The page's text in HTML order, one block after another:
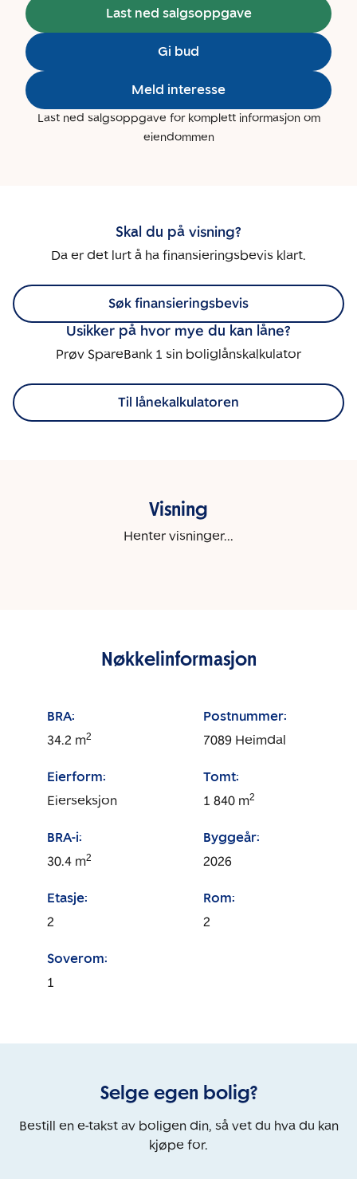
Last ned salgsoppgave
Gi bud
Meld interesse
Last ned salgsoppgave for komplett informasjon om
eiendommen
Skal du på visning?
Da er det lurt å ha finansieringsbevis klart.
Søk finansieringsbevis
Usikker på hvor mye du kan låne?
Prøv SpareBank 1 sin boliglånskalkulator
Til lånekalkulatoren
Visning
Henter visninger...
Nøkkelinformasjon
BRA:
34.2 m2
Postnummer:
7089 Heimdal
Eierform:
Eierseksjon
Tomt:
1 840 m2
BRA-i:
30.4 m2
Byggeår:
2026
Etasje:
2
Rom:
2
Soverom:
1
Selge egen bolig?
Bestill en e-takst av boligen din, så vet du hva du kan
kjøpe for.